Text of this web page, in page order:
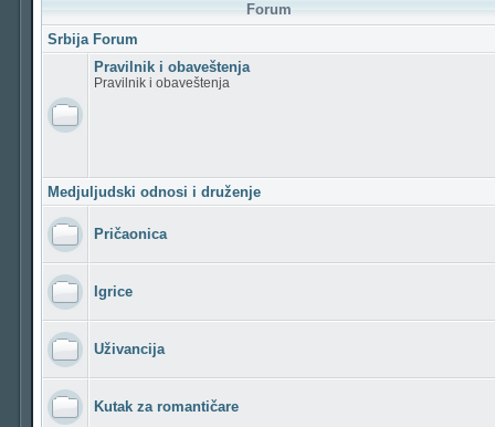
Forum
Srbija Forum
Pravilnik i obaveštenja
Pravilnik i obaveštenja
Medjuljudski odnosi i druženje
Pričaonica
Igrice
Uživancija
Kutak za romantičare